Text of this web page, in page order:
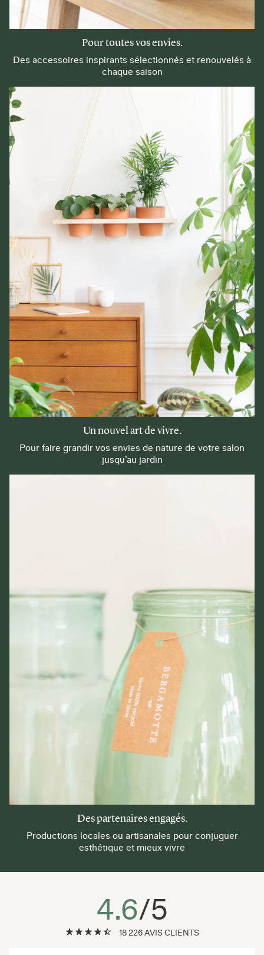
Pour toutes vos envies.
Des accessoires inspirants sélectionnés et renouvelés à
chaque saison
Un nouvel art de vivre.
Pour faire grandir vos envies de nature de votre salon
jusqu’au jardin
Des partenaires engagés.
Productions locales ou artisanales pour conjuguer
esthétique et mieux vivre
4.6/5
18 226 AVIS CLIENTS